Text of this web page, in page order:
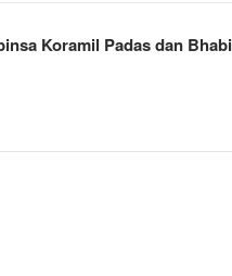
Koramil Padas dan